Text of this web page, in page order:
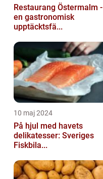
Restaurang Östermalm -
en gastronomisk
upptäcktsfä...
10 maj 2024
På hjul med havets
delikatesser: Sveriges
Fiskbila...